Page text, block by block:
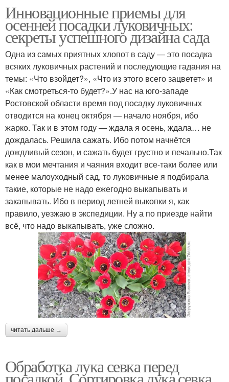
Инновационные приемы для
осенней посадки луковичных:
секреты успешного дизайна сада
Одна из самых приятных хлопот в саду — это посадка
всяких луковичных растений и последующие гадания на
темы: «Что взойдет?», «Что из этого всего зацветет» и
«Как смотреться-то будет?».У нас на юго-западе
Ростовской области время под посадку луковичных
отводится на конец октября — начало ноября, ибо
жарко. Так и в этом году — ждала я осень, ждала… не
дождалась. Решила сажать. Ибо потом начнётся
дождливый сезон, и сажать будет грустно и печально.Так
как в мои мечтания и чаяния входит все-таки более или
менее малоуходный сад, то луковичные я подбирала
такие, которые не надо ежегодно выкапывать и
закапывать. Ибо в период летней выкопки я, как
правило, уезжаю в экспедиции. Ну а по приезде найти
всё, что надо выкапывать, уже сложно.
читать дальше →
Обработка лука севка перед